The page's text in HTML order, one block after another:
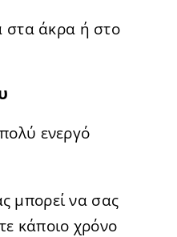
στα άκρα ή στο
ενεργό
μπορεί να σας
κάποιο χρόνο